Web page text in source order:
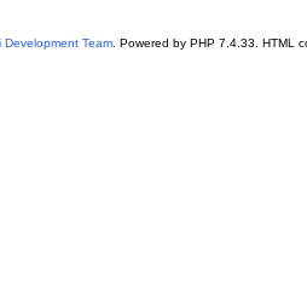
Development Team. Powered by PHP 7.4.33. HTML